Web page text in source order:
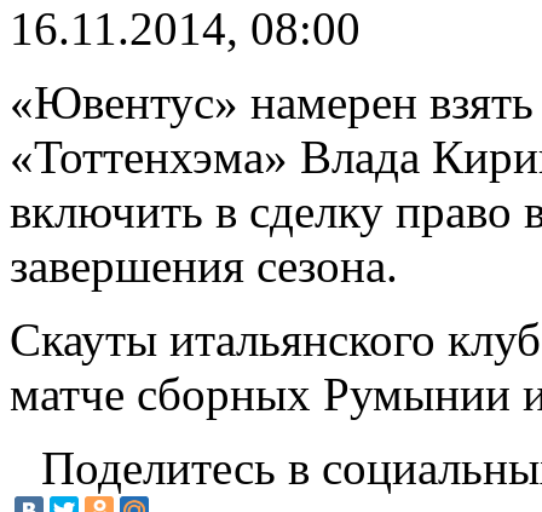
16.11.2014, 08:00
«Ювентус» намерен
«Тоттенхэма» Влада
включить в сделку право
завершения сезона.
Скауты итальянского
матче сборных Румынии
Поделитесь в